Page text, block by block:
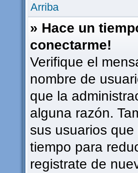
Arriba
» Hace un
conectarme!
Verifique el
nombre de
que la
alguna razón.
sus usuarios
tiempo para
registrate de